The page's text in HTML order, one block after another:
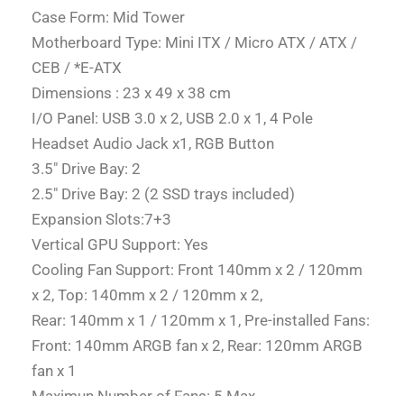
Case Form: Mid Tower
Motherboard Type: Mini ITX / Micro ATX / ATX /
CEB / *E-ATX
Dimensions : 23 x 49 x 38 cm
I/O Panel: USB 3.0 x 2, USB 2.0 x 1, 4 Pole
Headset Audio Jack x1, RGB Button
3.5″ Drive Bay: 2
2.5″ Drive Bay: 2 (2 SSD trays included)
Expansion Slots:7+3
Vertical GPU Support: Yes
Cooling Fan Support: Front 140mm x 2 / 120mm
x 2, Top: 140mm x 2 / 120mm x 2,
Rear: 140mm x 1 / 120mm x 1, Pre-installed Fans:
Front: 140mm ARGB fan x 2, Rear: 120mm ARGB
fan x 1